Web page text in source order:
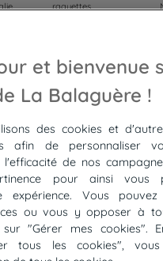
raquettes
Trek
Constance à vélo
et Naxos
Bardenas Reales
Cadaquès à pied
trésors de Madère
en douceur
et bienvenue
La Balaguère !
des cookies et
afin de personnaliser
l'efficacité de nos
pour ainsi vous
expérience. Vous
ou vous y opposer à
sur "Gérer mes cookies".
tous les cookies",